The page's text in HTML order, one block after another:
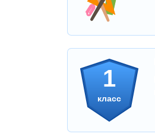
1
класс